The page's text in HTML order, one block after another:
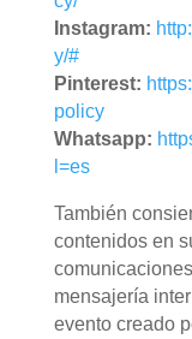
Instagram:
y/#
Pinterest:
policy
Whatsapp:
l=es
También
contenidos en
mensajería
evento creado